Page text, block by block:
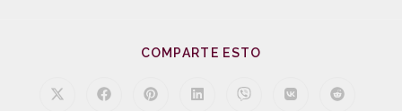
COMPARTE ESTO